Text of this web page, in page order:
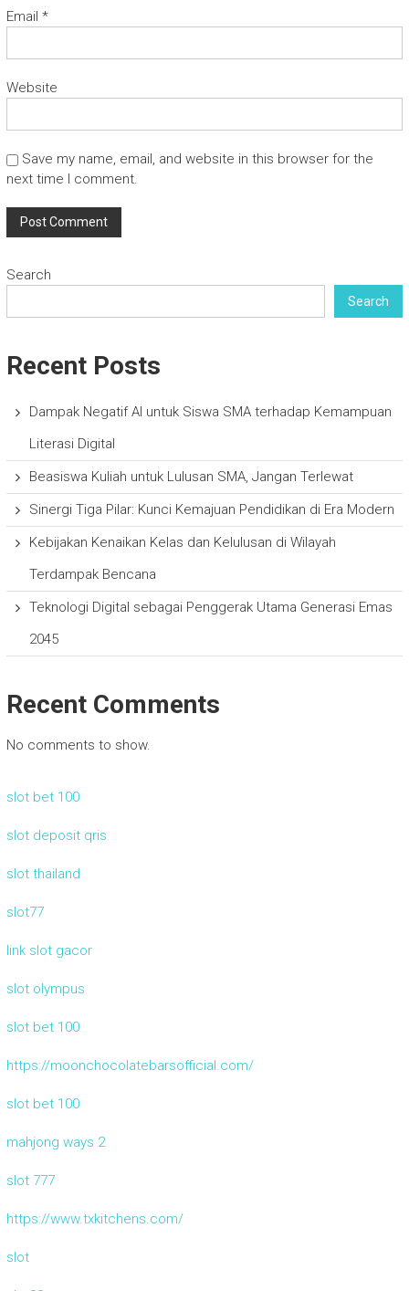
Email *
Website
Save my name, email, and website in this browser for the
next time I comment.
Search
Search
Recent Posts
Dampak Negatif AI untuk Siswa SMA terhadap Kemampuan
Literasi Digital
Beasiswa Kuliah untuk Lulusan SMA, Jangan Terlewat
Sinergi Tiga Pilar: Kunci Kemajuan Pendidikan di Era Modern
Kebijakan Kenaikan Kelas dan Kelulusan di Wilayah
Terdampak Bencana
Teknologi Digital sebagai Penggerak Utama Generasi Emas
2045
Recent Comments
No comments to show.
slot bet 100
slot deposit qris
slot thailand
slot77
link slot gacor
slot olympus
slot bet 100
https://moonchocolatebarsofficial.com/
slot bet 100
mahjong ways 2
slot 777
https://www.txkitchens.com/
slot